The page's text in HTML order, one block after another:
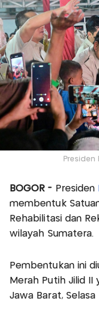
BOGOR - Presiden
membentuk
Rehabilitasi dan
wilayah Sumatera.
Pembentukan ini
Merah Putih Jilid II
Jawa Barat, Selasa